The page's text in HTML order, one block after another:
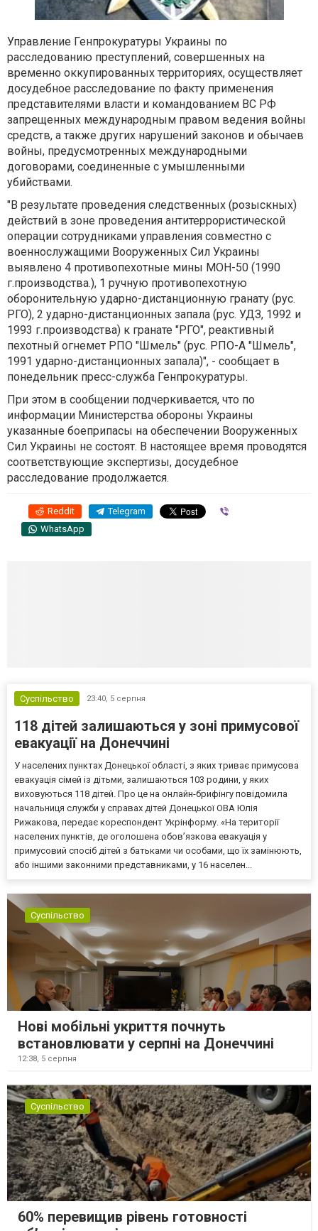
Управление Генпрокуратуры Украины по
расследованию преступлений, совершенных на
временно оккупированных территориях, осуществляет
досудебное расследование по факту применения
представителями власти и командованием ВС РФ
запрещенных международным правом ведения войны
средств, а также других нарушений законов и обычаев
войны, предусмотренных международными
договорами, соединенные с умышленными
убийствами.
"В результате проведения следственных (розыскных)
действий в зоне проведения антитеррористической
операции сотрудниками управления совместно с
военнослужащими Вооруженных Сил Украины
выявлено 4 противопехотные мины МОН-50 (1990
г.производства.), 1 ручную противопехотную
оборонительную ударно-дистанционную гранату (рус.
РГО), 2 ударно-дистанционных запала (рус. УДЗ, 1992 и
1993 г.производства) к гранате "РГО", реактивный
пехотный огнемет РПО "Шмель" (рус. РПО-А "Шмель",
1991 ударно-дистанционных запала)", - сообщает в
понедельник пресс-служба Генпрокуратуры.
При этом в сообщении подчеркивается, что по
информации Министерства обороны Украины
указанные боеприпасы на обеспечении Вооруженных
Сил Украины не состоят. В настоящее время проводятся
соответствующие экспертизы, досудебное
расследование продолжается.
Reddit Telegram
WhatsApp
Суспільство 23:40, 5 серпня
118 дітей залишаються у зоні примусової
евакуації на Донеччині
У населених пунктах Донецької області, з яких триває примусова
евакуація сімей із дітьми, залишаються 103 родини, у яких
виховуються 118 дітей. Про це на онлайн-брифінгу повідомила
начальниця служби у справах дітей Донецької ОВА Юлія
Рижакова, передає кореспондент Укрінформу. «На території
населених пунктів, де оголошена обов’язкова евакуація у
примусовий спосіб дітей з батьками чи особами, що їх замінюють,
або іншими законними представниками, у 16 населен...
Суспільство
Нові мобільні укриття почнуть
встановлювати у серпні на Донеччині
12:38, 5 серпня
Суспільство
60% перевищив рівень готовності